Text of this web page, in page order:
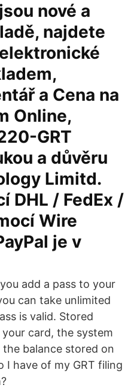
nové a
najdete
a Cena na
Online,
GRT
a důvěru
Limitd.
DHL / FedEx /
Wire
je v
add a pass to your
can take unlimited
is valid. Stored
card, the system
balance stored on
I have of my GRT filing